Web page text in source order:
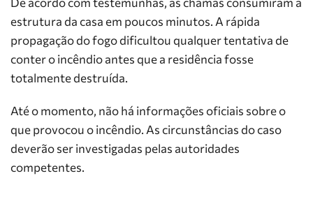
estrutura da casa em poucos minutos. A rápida
propagação do fogo dificultou qualquer tentativa de
conter o incêndio antes que a residência fosse
totalmente destruída.
Até o momento, não há informações oficiais sobre o
que provocou o incêndio. As circunstâncias do caso
deverão ser investigadas pelas autoridades
competentes.